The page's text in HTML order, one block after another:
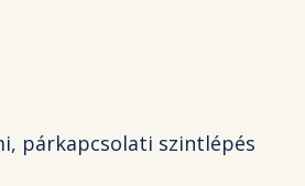
párkapcsolati szintlépés